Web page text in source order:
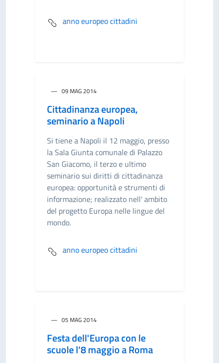
anno europeo cittadini
09 MAG 2014
Cittadinanza europea,
seminario a Napoli
Si tiene a Napoli il 12 maggio, presso
la Sala Giunta comunale di Palazzo
San Giacomo, il terzo e ultimo
seminario sui diritti di cittadinanza
europea: opportunità e strumenti di
informazione; realizzato nell' ambito
del progetto Europa nelle lingue del
mondo.
anno europeo cittadini
05 MAG 2014
Festa dell'Europa con le
scuole l'8 maggio a Roma